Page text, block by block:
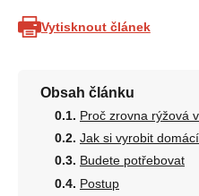
Vytisknout článek
Obsah článku
Proč zrovna rýžová
Jak si vyrobit
Budete potřebovat
Postup